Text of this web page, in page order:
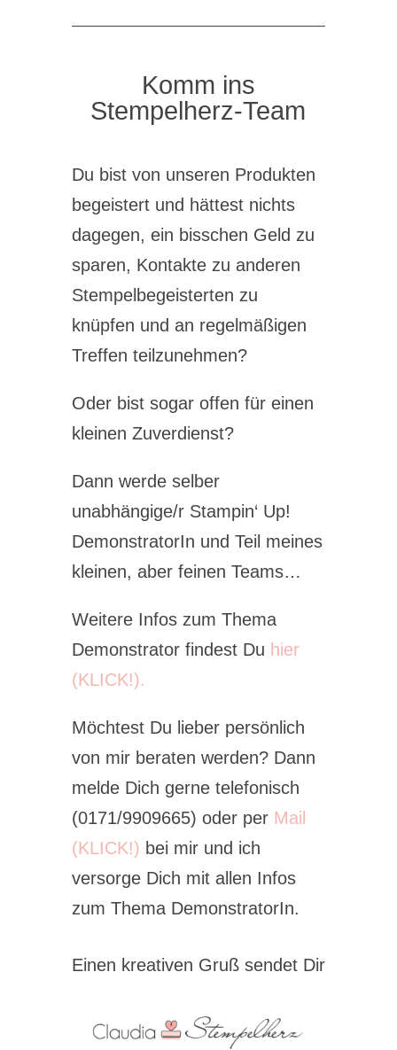
Komm ins
Stempelherz-Team
Du bist von unseren Produkten
begeistert und hättest nichts
dagegen, ein bisschen Geld zu
sparen, Kontakte zu anderen
Stempelbegeisterten zu
knüpfen und an regelmäßigen
Treffen teilzunehmen?
Oder bist sogar offen für einen
kleinen Zuverdienst?
Dann werde selber
unabhängige/r Stampin‘ Up!
DemonstratorIn und Teil meines
kleinen, aber feinen Teams…
Weitere Infos zum Thema
Demonstrator findest Du hier
(KLICK!).
Möchtest Du lieber persönlich
von mir beraten werden? Dann
melde Dich gerne telefonisch
(0171/9909665) oder per Mail
(KLICK!) bei mir und ich
versorge Dich mit allen Infos
zum Thema DemonstratorIn.
Einen kreativen Gruß sendet Dir